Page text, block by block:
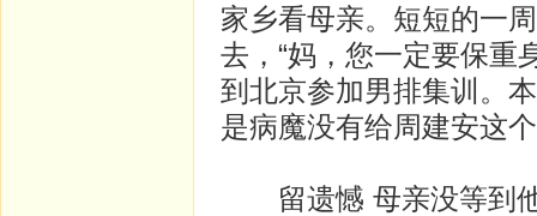
家乡看母亲。短短的一
去，“妈，您一定要保重
到北京参加男排集训。
是病魔没有给周建安这
留遗憾 母亲没等到